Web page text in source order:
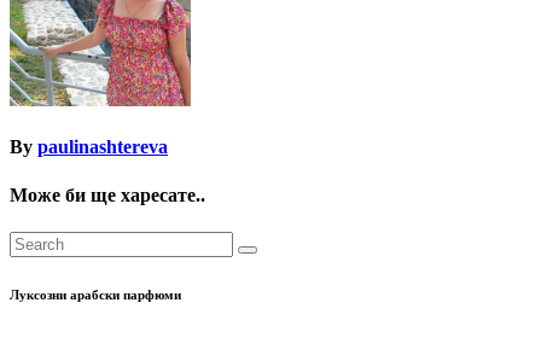
By paulinashtereva
Може би ще харесате..
Луксозни арабски парфюми